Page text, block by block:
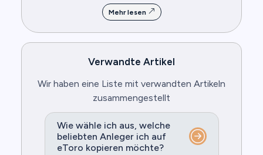
Mehr lesen
Verwandte Artikel
Wir haben eine Liste mit verwandten Artikeln
zusammengestellt
Wie wähle ich aus, welche
beliebten Anleger ich auf
eToro kopieren möchte?